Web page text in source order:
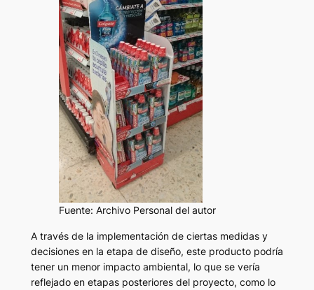
Fuente: Archivo Personal del autor
A través de la implementación de ciertas medidas y
decisiones en la etapa de diseño, este producto podría
tener un menor impacto ambiental, lo que se vería
reflejado en etapas posteriores del proyecto, como lo